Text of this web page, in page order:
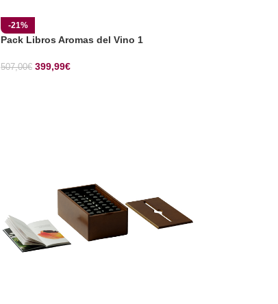
-21%
Pack Libros Aromas del Vino 1
507,00€ 399,99€